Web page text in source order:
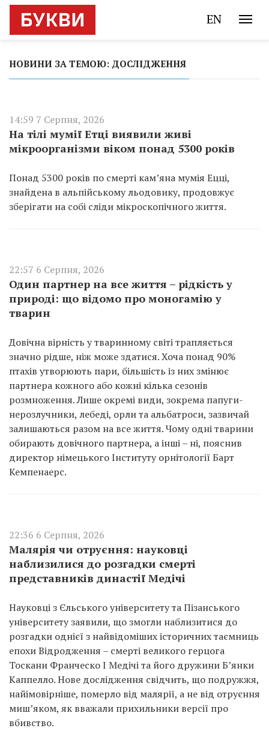
EN
НОВИНИ ЗА ТЕМОЮ: ДОСЛІДЖЕННЯ
14:59 7 Серпня, 2026
На тілі мумії Етці виявили живі
мікроорганізми віком понад 5300 років
Понад 5300 років по смерті кам’яна мумія Ецці,
знайдена в альпійському льодовику, продовжує
зберігати на собі сліди мікроскопічного життя.
22:57 6 Серпня, 2026
Один партнер на все життя – рідкість у
природі: що відомо про моногамію у
тварин
Довічна вірність у тваринному світі трапляється
значно рідше, ніж може здатися. Хоча понад 90%
птахів утворюють пари, більшість із них змінює
партнера кожного або кожні кілька сезонів
розмноження. Лише окремі види, зокрема папуги-
нерозлучники, лебеді, орли та альбатроси, зазвичай
залишаються разом на все життя. Чому одні тварини
обирають довічного партнера, а інші – ні, пояснив
директор німецького Інституту орнітології Барт
Кемпенаерс.
22:36 6 Серпня, 2026
Малярія чи отруєння: науковці
наблизилися до розгадки смерті
представників династії Медічі
Науковці з Єльського університету та Пізанського
університету заявили, що змогли наблизитися до
розгадки однієї з найвідоміших історичних таємниць
епохи Відродження – смерті великого герцога
Тоскани Франческо I Медічі та його дружини Б’янки
Каппелло. Нове дослідження свідчить, що подружжя,
найімовірніше, померло від малярії, а не від отруєння
миш’яком, як вважали прихильники версії про
вбивство.